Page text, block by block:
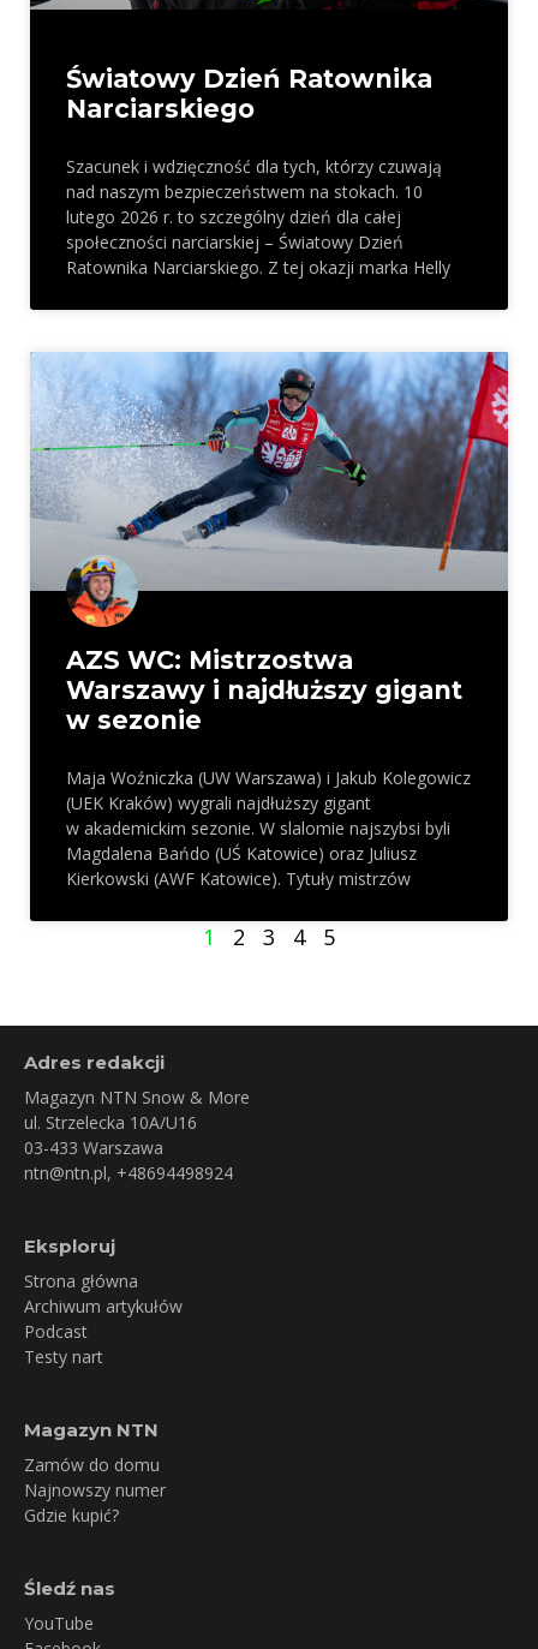
Światowy Dzień Ratownika
Narciarskiego
Szacunek i wdzięczność dla tych, którzy czuwają
nad naszym bezpieczeństwem na stokach. 10
lutego 2026 r. to szczególny dzień dla całej
społeczności narciarskiej – Światowy Dzień
Ratownika Narciarskiego. Z tej okazji marka Helly
AZS WC: Mistrzostwa
Warszawy i najdłuższy gigant
w sezonie
Maja Woźniczka (UW Warszawa) i Jakub Kolegowicz
(UEK Kraków) wygrali najdłuższy gigant
w akademickim sezonie. W slalomie najszybsi byli
Magdalena Bańdo (UŚ Katowice) oraz Juliusz
Kierkowski (AWF Katowice). Tytuły mistrzów
1 2 3 4 5
Adres redakcji
Magazyn NTN Snow & More
ul. Strzelecka 10A/U16
03-433 Warszawa
ntn@ntn.pl, +48694498924
Eksploruj
Strona główna
Archiwum artykułów
Podcast
Testy nart
Magazyn NTN
Zamów do domu
Najnowszy numer
Gdzie kupić?
Śledź nas
YouTube